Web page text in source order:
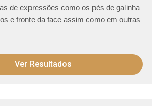
de expressões como os pés de galinha
e fronte da face assim como em outras
Ver Resultados